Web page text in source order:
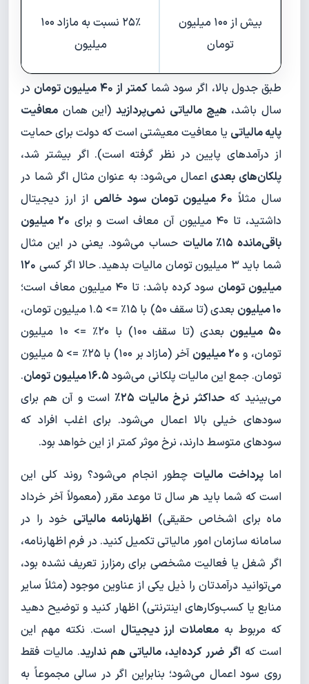
بیش از ۱۰۰ میلیون
تومان
۲۵٪ نسبت به مازاد ۱۰۰
میلیون
طبق جدول بالا، اگر سود شماکمتر از ۴۰ میلیون تومان
در
سال باشد، هیچ مالیاتی نمی‌پردازید(این همان معافیت
پایه مالیاتی یا معافیت معیشتی است که دولت برای حمایت
از درآمدهای پایین در نظر گرفته است). اگر بیشتر شد،
پلکان‌های بعدی اعمال می‌شود: به عنوان مثال اگر شما در
سال مثلاً ۶۰ میلیون تومان سود خالص
از ارز دیجیتال
داشتید، تا ۴۰ میلیون آن معاف است و برای
۲۰ میلیون
باقی‌مانده ۱۵٪ مالیات
حساب می‌شود. یعنی در این مثال
شما باید ۳ میلیون تومان مالیات بدهید. حالا اگر کسی
۱۲۰
میلیون تومان سود کرده باشد: تا ۴۰ میلیون معاف است؛
۱۰ میلیون
بعدی (تا سقف ۵۰) با ۱۵٪ => ۱.۵ میلیون تومان،
۵۰ میلیون
بعدی (تا سقف ۱۰۰) با ۲۰٪ => ۱۰ میلیون
تومان، و ۲۰ میلیون
آخر (مازاد بر ۱۰۰) با ۲۵٪ => ۵ میلیون
تومان. جمع این مالیات پلکانی می‌شود ۱۶.۵ میلیون تومان.
می‌بینید که حداکثر نرخ مالیات ۲۵٪
است و آن هم برای
سودهای خیلی بالا اعمال می‌شود. برای اغلب افراد که
سودهای متوسط دارند، نرخ موثر کمتر از این خواهد بود.
اماپرداخت مالیات چطور انجام می‌شود؟ روند کلی این
است که شما باید هر سال تا موعد مقرر (معمولاً آخر خرداد
ماه برای اشخاص حقیقی) اظهارنامه مالیاتی خود را در
سامانه سازمان امور مالیاتی تکمیل کنید. در فرم اظهارنامه،
اگر شغل یا فعالیت مشخصی برای رمزارز تعریف نشده بود،
می‌توانید درآمدتان را ذیل یکی از عناوین موجود (مثلاً سایر
منابع یا کسب‌وکارهای اینترنتی) اظهار کنید و توضیح دهید
که مربوط به معاملات ارز دیجیتال است. نکته مهم این
است که اگر ضرر کرده‌اید، مالیاتی هم ندارید. مالیات فقط
روی سود اعمال می‌شود؛ بنابراین اگر در سالی مجموعاً به